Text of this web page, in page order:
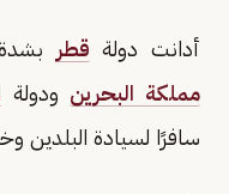
أدانت دولة قطر
مملكة البحرين ودولة
سافرًا لسيادة البلدين